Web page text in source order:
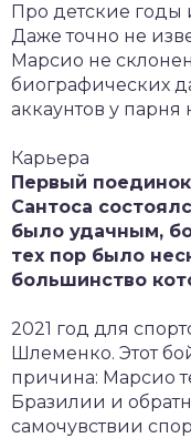
Про детские годы
Даже точно не
Марсио не
биографических
аккаунтов у парня
Карьера
Первый
Сантоса
было удачным,
тех пор было
большинство
2021 год для
Шлеменко. Этот
причина: Марсио
Бразилии и
самочувствии